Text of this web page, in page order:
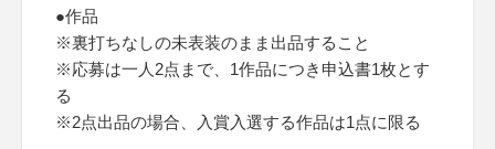
●作品
※裏打ちなしの未表装のまま出品すること
※応募は一人2点まで、1作品につき申込書1枚とす
る
※2点出品の場合、入賞入選する作品は1点に限る